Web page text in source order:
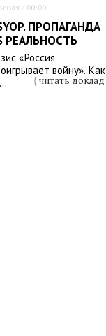
/ 00:00
ПРОПАГАНДА
РЕАЛЬНОСТЬ
«Россия
войну». Как
{ читать доклад